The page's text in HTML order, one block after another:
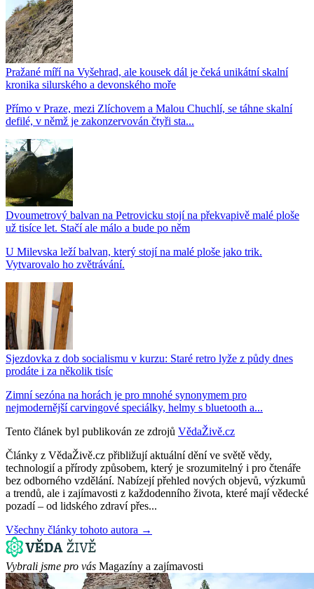
Pražané míří na Vyšehrad, ale kousek dál je čeká unikátní skalní
kronika silurského a devonského moře
Přímo v Praze, mezi Zlíchovem a Malou Chuchlí, se táhne skalní
defilé, v němž je zakonzervován čtyři sta...
Dvoumetrový balvan na Petrovicku stojí na překvapivě malé ploše
už tisíce let. Stačí ale málo a bude po něm
U Milevska leží balvan, který stojí na malé ploše jako trik.
Vytvarovalo ho zvětrávání.
Sjezdovka z dob socialismu v kurzu: Staré retro lyže z půdy dnes
prodáte i za několik tisíc
Zimní sezóna na horách je pro mnohé synonymem pro
nejmodernější carvingové speciálky, helmy s bluetooth a...
Tento článek byl publikován ze zdrojů VědaŽivě.cz
Články z VědaŽivě.cz přibližují aktuální dění ve světě vědy,
technologií a přírody způsobem, který je srozumitelný i pro čtenáře
bez odborného vzdělání. Nabízejí přehled nových objevů, výzkumů
a trendů, ale i zajímavosti z každodenního života, které mají vědecké
pozadí – od lidského zdraví přes...
Všechny články tohoto autora →
Vybrali jsme pro vás Magazíny a zajímavosti